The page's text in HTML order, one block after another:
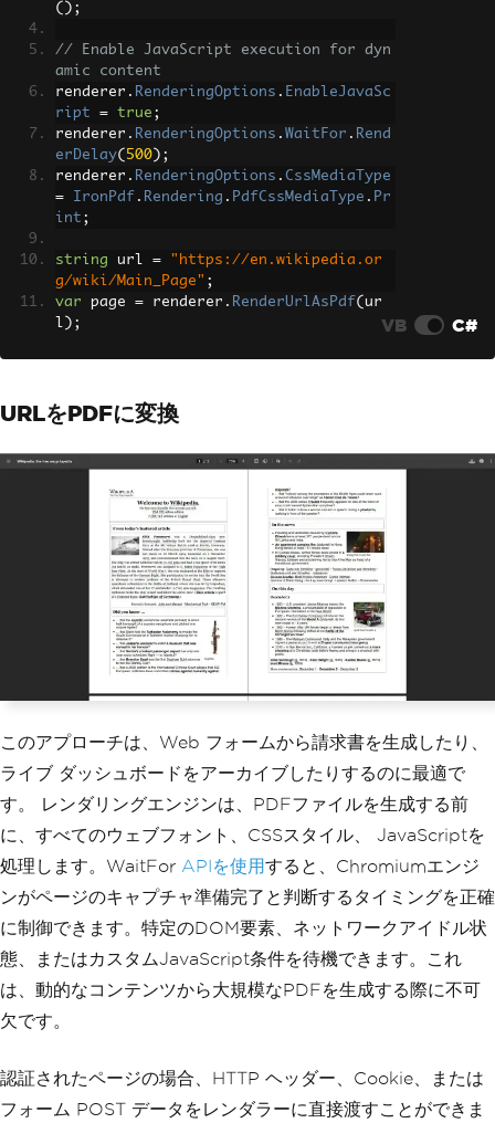
();
// Enable JavaScript execution for dyn
amic content
renderer . RenderingOptions . EnableJavaSc
ript
= true ;
renderer . RenderingOptions . WaitFor . Rend
erDelay( 500 );
renderer . RenderingOptions . CssMediaType
=
IronPdf . Rendering . PdfCssMediaType . Pr
int ;
string url =
"https://en.wikipedia.or
g/wiki/Main_Page" ;
var page = renderer . RenderUrlAsPdf( ur
l );
VB C#
URLをPDFに変換
このアプローチは、Web フォームから請求書を生成したり、
ライブ ダッシュボードをアーカイブしたりするのに最適で
す。 レンダリングエンジンは、PDFファイルを生成する前
に、すべてのウェブフォント、CSSスタイル、 JavaScriptを
処理します。WaitFor APIを使用すると、Chromiumエンジ
ンがページのキャプチャ準備完了と判断するタイミングを正確
に制御できます。特定のDOM要素、ネットワークアイドル状
態、またはカスタムJavaScript条件を待機できます。これ
は、動的なコンテンツから大規模なPDFを生成する際に不可
欠です。
認証されたページの場合、HTTP ヘッダー、Cookie、または
フォーム POST データをレンダラーに直接渡すことができま